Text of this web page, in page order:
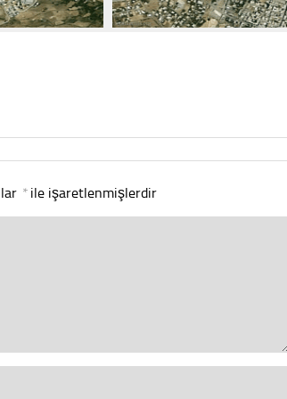
*ile işaretlenmişlerdir